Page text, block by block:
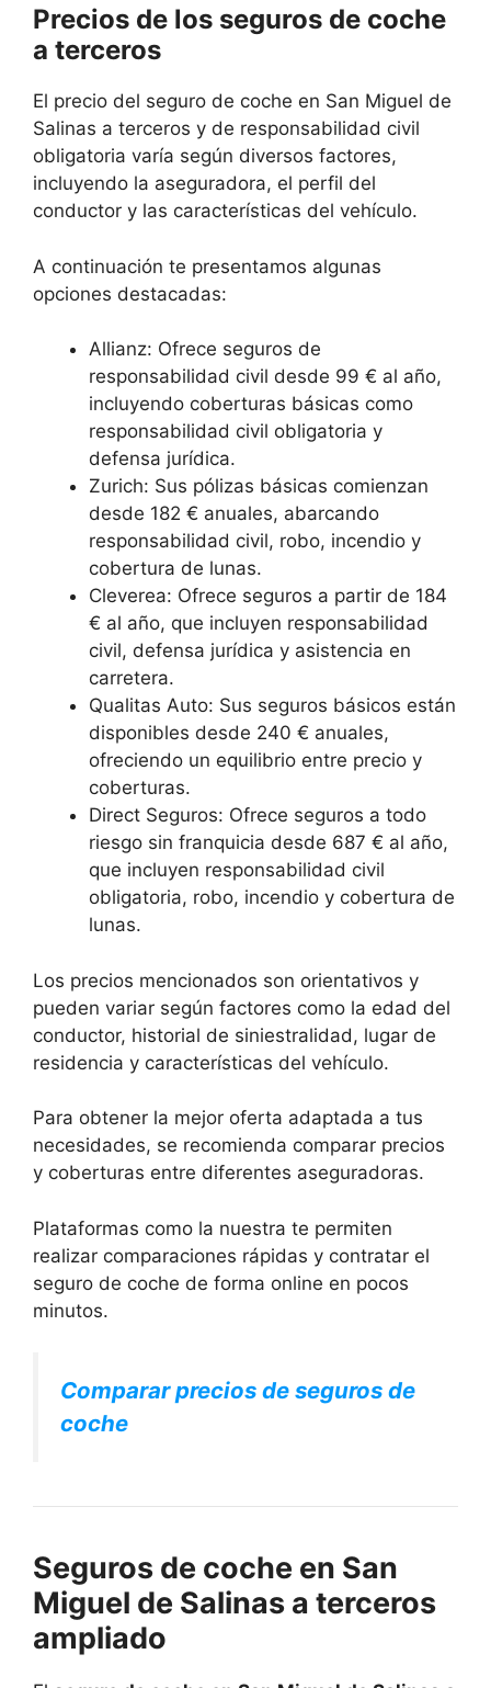
Precios de los seguros de coche
a terceros
El precio del seguro de coche en San Miguel de
Salinas a terceros y de responsabilidad civil
obligatoria varía según diversos factores,
incluyendo la aseguradora, el perfil del
conductor y las características del vehículo.
A continuación te presentamos algunas
opciones destacadas:
Allianz: Ofrece seguros de
responsabilidad civil desde 99 € al año,
incluyendo coberturas básicas como
responsabilidad civil obligatoria y
defensa jurídica.
Zurich: Sus pólizas básicas comienzan
desde 182 € anuales, abarcando
responsabilidad civil, robo, incendio y
cobertura de lunas.
Cleverea: Ofrece seguros a partir de 184
€ al año, que incluyen responsabilidad
civil, defensa jurídica y asistencia en
carretera.
Qualitas Auto: Sus seguros básicos están
disponibles desde 240 € anuales,
ofreciendo un equilibrio entre precio y
coberturas.
Direct Seguros: Ofrece seguros a todo
riesgo sin franquicia desde 687 € al año,
que incluyen responsabilidad civil
obligatoria, robo, incendio y cobertura de
lunas.
Los precios mencionados son orientativos y
pueden variar según factores como la edad del
conductor, historial de siniestralidad, lugar de
residencia y características del vehículo.
Para obtener la mejor oferta adaptada a tus
necesidades, se recomienda comparar precios
y coberturas entre diferentes aseguradoras.
Plataformas como la nuestra te permiten
realizar comparaciones rápidas y contratar el
seguro de coche de forma online en pocos
minutos.
Comparar precios de seguros de
coche
Seguros de coche en San
Miguel de Salinas a terceros
ampliado